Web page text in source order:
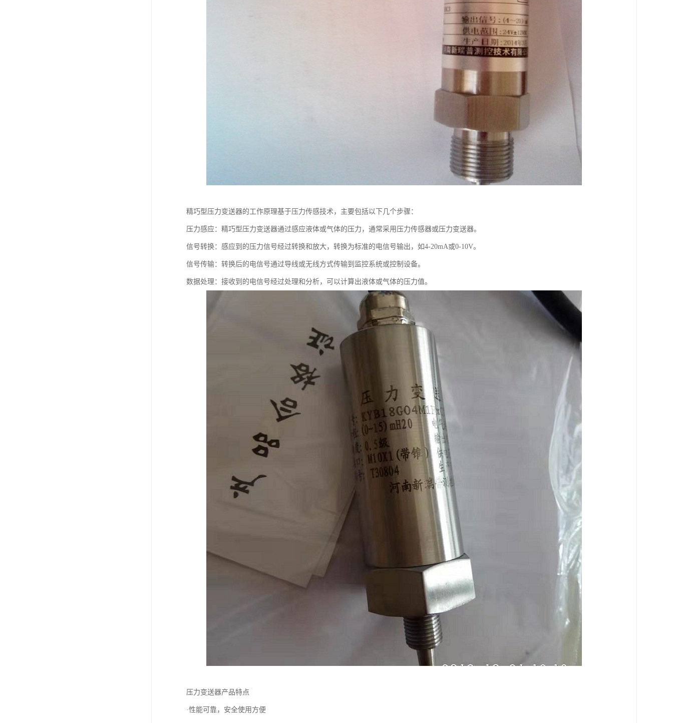
精巧型压力变送器的工作原理基于压力传感技术，主要包括以下几个步骤：
压力感应：精巧型压力变送器通过感应液体或气体的压力，通常采用压力传感器或压力变送器。
信号转换：感应到的压力信号经过转换和放大，转换为标准的电信号输出，如4-20mA或0-10V。
信号传输：转换后的电信号通过导线或无线方式传输到监控系统或控制设备。
数据处理：接收到的电信号经过处理和分析，可以计算出液体或气体的压力值。
压力变送器产品特点
·性能可靠，安全使用方便